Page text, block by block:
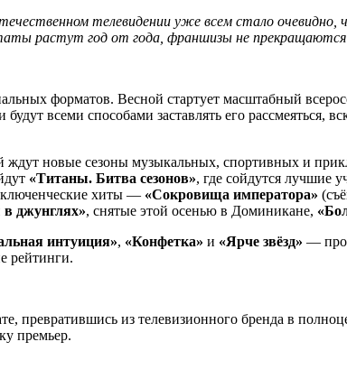
телевидении уже всем стало
растут год от года, франшизы не прекращаются
форматов. Весной стартует масштабный
всеми способами заставлять его рассмеяться,
новые сезоны музыкальных, спортивных и
«Титаны. Битва сезонов», где сойдутся лучшие
хиты — «Сокровища императора»
в джунглях», снятые этой осенью в Доминикане,
интуиция», «Конфетка» и «Ярче звёзд» —
рейтинги.
превратившись из телевизионного бренда в
премьер.